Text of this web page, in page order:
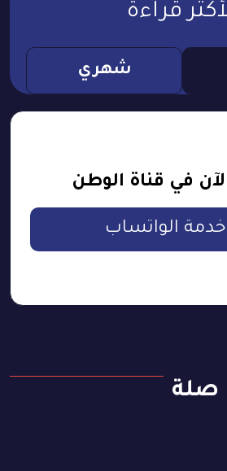
قراءة
شهري
في قناة الوطن
خدمة الواتساب
صلة